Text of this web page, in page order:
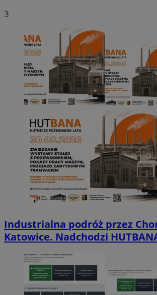
3
Industrialna podróż przez
Katowice. Nadchodzi